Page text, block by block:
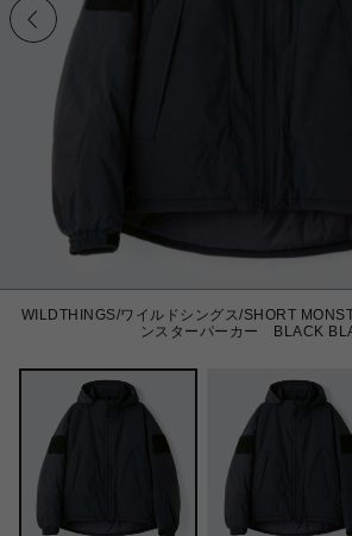
WILDTHINGS/ワイルドシングス/SHORT
ンスターパーカー BLACK